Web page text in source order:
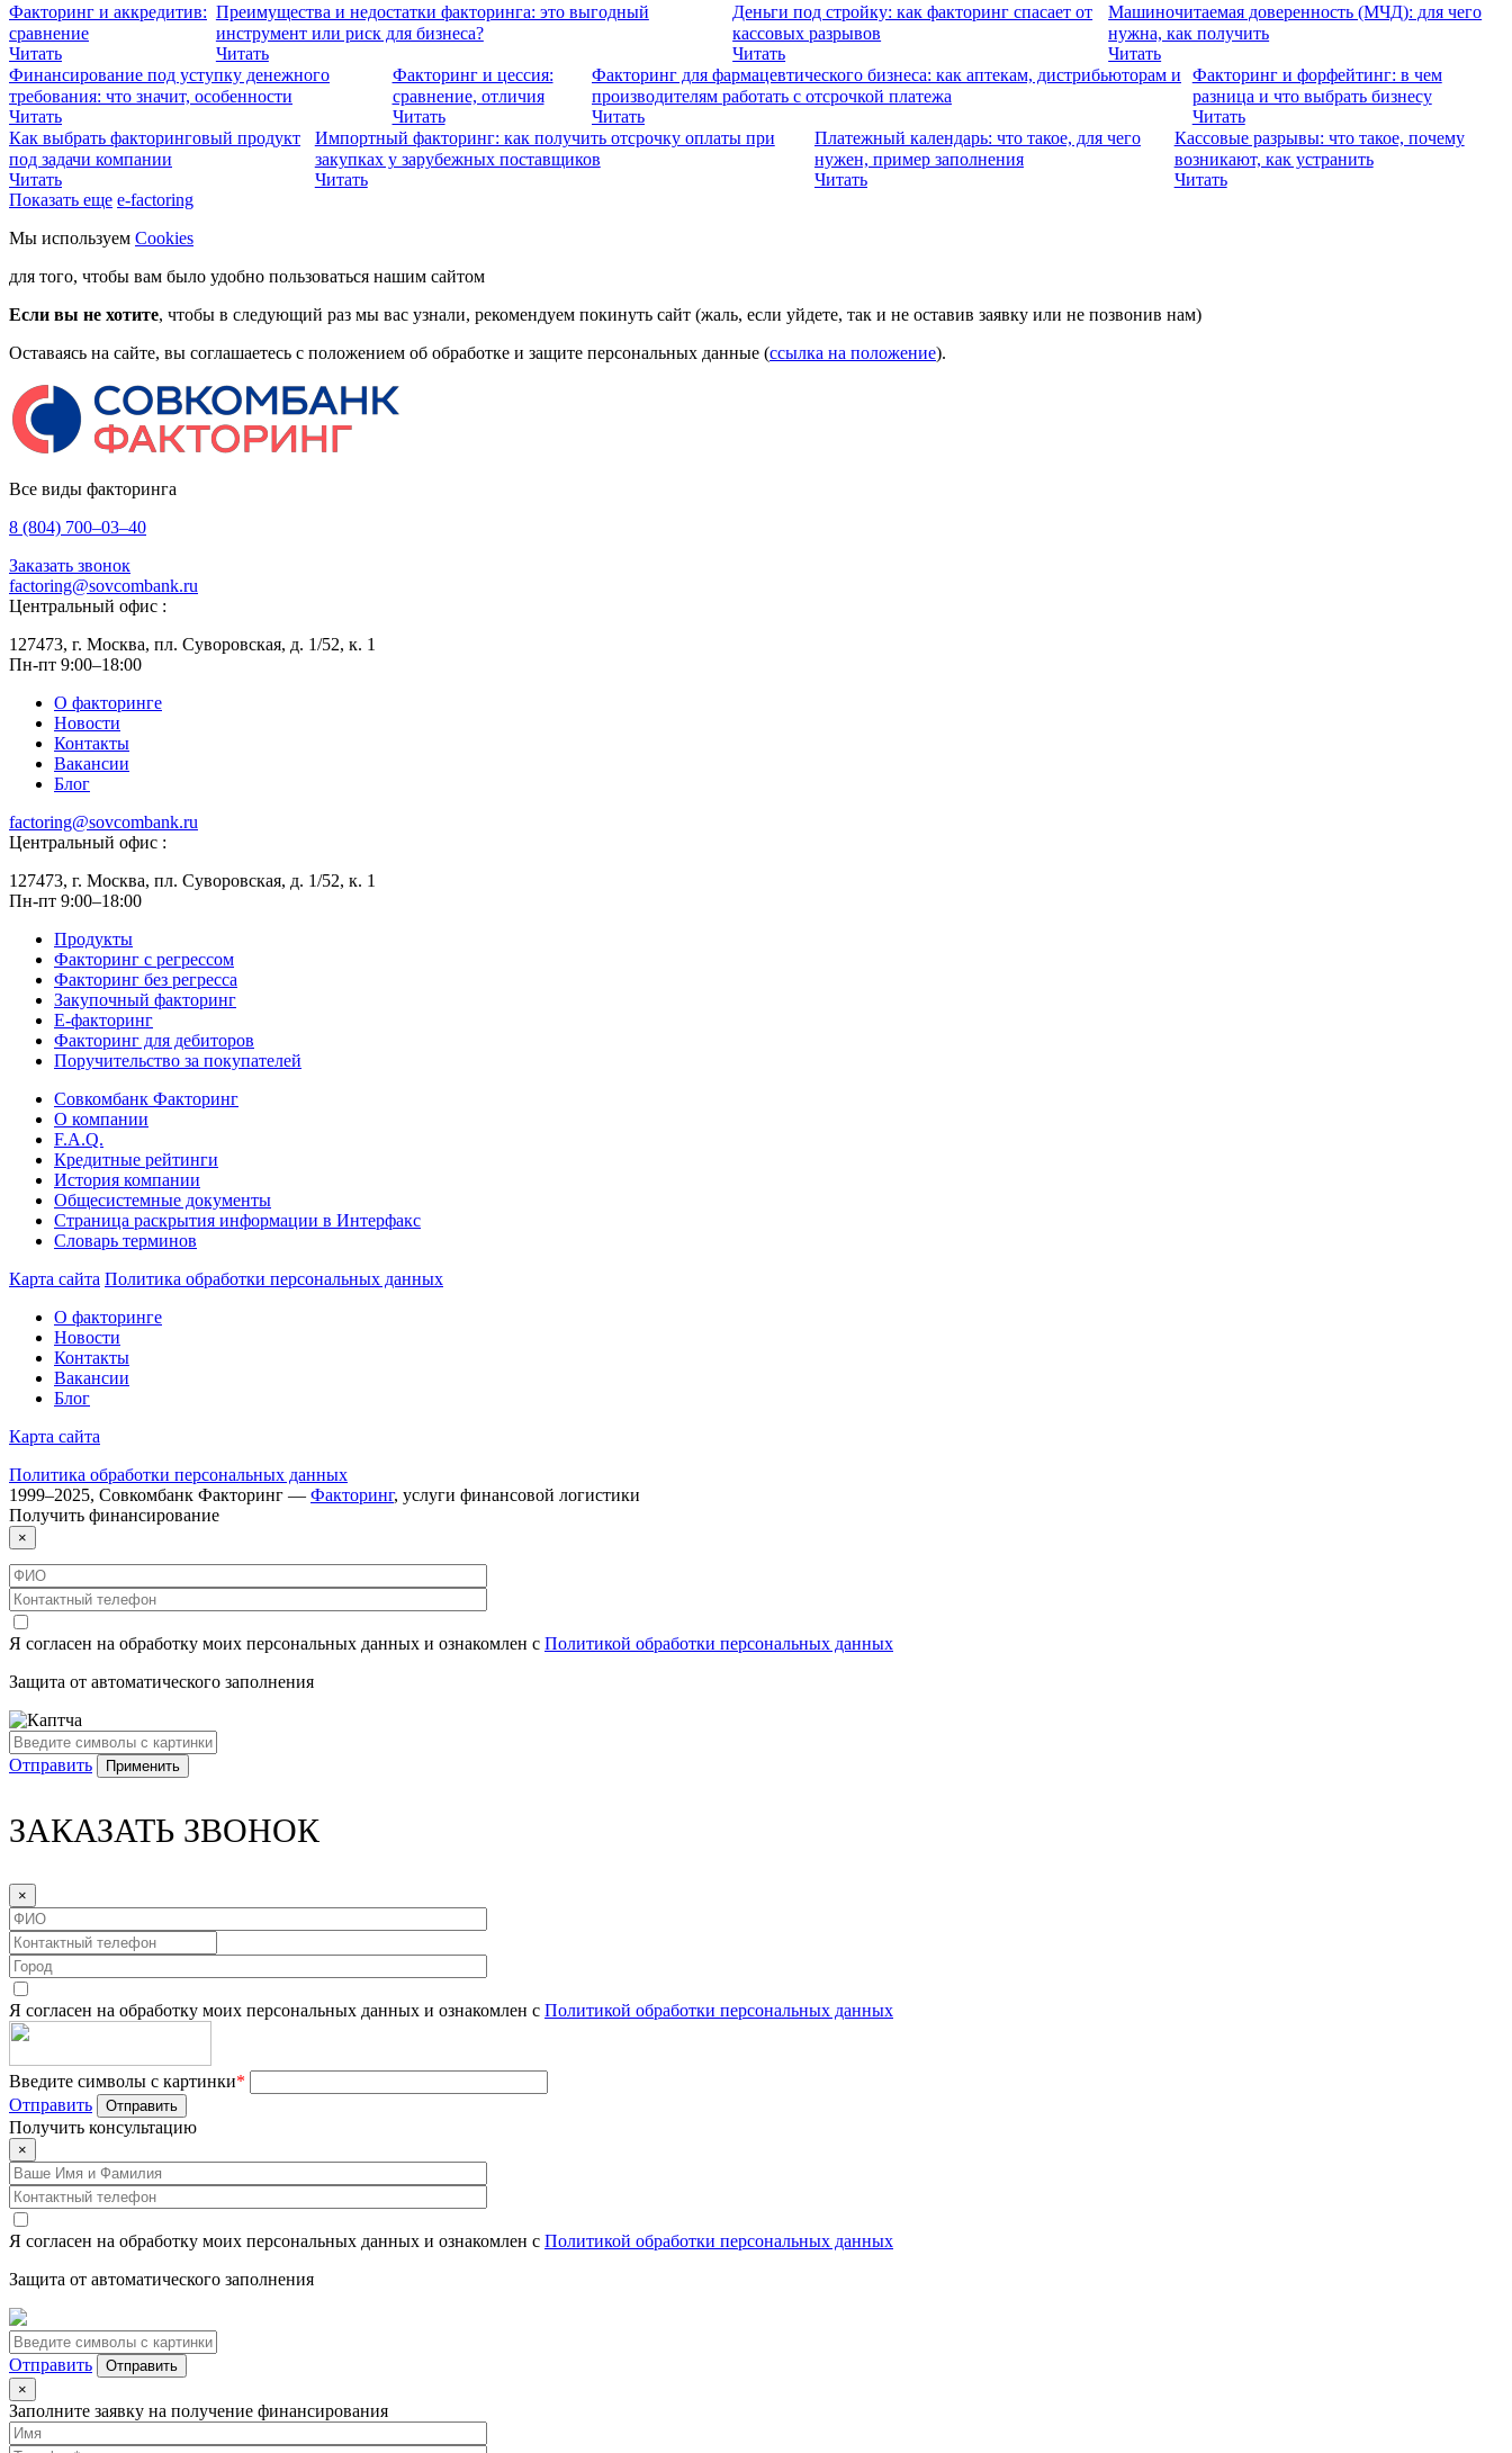
Факторинг и аккредитив:
сравнение
Читать
Преимущества и недостатки факторинга: это выгодный
инструмент или риск для бизнеса?
Читать
Деньги под стройку: как факторинг спасает от
кассовых разрывов
Читать
Машиночитаемая доверенность (МЧД): для чего
нужна, как получить
Читать
Финансирование под уступку денежного
требования: что значит, особенности
Читать
Факторинг и цессия:
сравнение, отличия
Читать
Факторинг для фармацевтического бизнеса: как аптекам, дистрибьюторам и
производителям работать с отсрочкой платежа
Читать
Факторинг и форфейтинг: в чем
разница и что выбрать бизнесу
Читать
Как выбрать факторинговый продукт
под задачи компании
Читать
Импортный факторинг: как получить отсрочку оплаты при
закупках у зарубежных поставщиков
Читать
Платежный календарь: что такое, для чего
нужен, пример заполнения
Читать
Кассовые разрывы: что такое, почему
возникают, как устранить
Читать
Показать еще e-factoring
Мы используем Cookies
для того, чтобы вам было удобно пользоваться нашим сайтом
Если вы не хотите, чтобы в следующий раз мы вас узнали, рекомендуем покинуть сайт (жаль, если уйдете, так и не оставив заявку или не позвонив нам)
Оставаясь на сайте, вы соглашаетесь с положением об обработке и защите персональных данные (ссылка на положение).
Все виды факторинга
8 (804) 700–03–40
Заказать звонок
factoring@sovcombank.ru
Центральный офис :
127473, г. Москва, пл. Суворовская, д. 1/52, к. 1
Пн-пт 9:00–18:00
О факторинге
Новости
Контакты
Вакансии
Блог
factoring@sovcombank.ru
Центральный офис :
127473, г. Москва, пл. Суворовская, д. 1/52, к. 1
Пн-пт 9:00–18:00
Продукты
Факторинг с регрессом
Факторинг без регресса
Закупочный факторинг
E-факторинг
Факторинг для дебиторов
Поручительство за покупателей
Совкомбанк Факторинг
О компании
F.A.Q.
Кредитные рейтинги
История компании
Общесистемные документы
Страница раскрытия информации в Интерфакс
Словарь терминов
Карта сайта Политика обработки персональных данных
О факторинге
Новости
Контакты
Вакансии
Блог
Карта сайта
Политика обработки персональных данных
1999–2025, Совкомбанк Факторинг — Факторинг, услуги финансовой логистики
Получить финансирование
×
Я согласен на обработку моих персональных данных и ознакомлен с Политикой обработки персональных данных
Защита от автоматического заполнения
Отправить
ЗАКАЗАТЬ ЗВОНОК
×
Я согласен на обработку моих персональных данных и ознакомлен с Политикой обработки персональных данных
Введите символы с картинки*
Отправить
Получить консультацию
×
Я согласен на обработку моих персональных данных и ознакомлен с Политикой обработки персональных данных
Защита от автоматического заполнения
Отправить
×
Заполните заявку на получение финансирования